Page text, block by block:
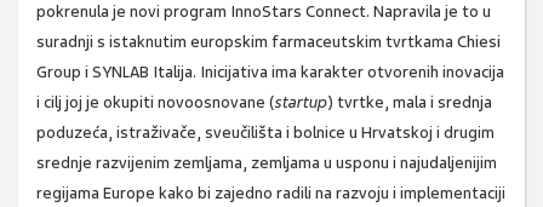
pokrenula je novi program InnoStars Connect. Napravila je to u
suradnji s istaknutim europskim farmaceutskim tvrtkama Chiesi
Group i SYNLAB Italija. Inicijativa ima karakter otvorenih inovacija
i cilj joj je okupiti novoosnovane (startup) tvrtke, mala i srednja
poduzeća, istraživače, sveučilišta i bolnice u Hrvatskoj i drugim
srednje razvijenim zemljama, zemljama u usponu i najudaljenijim
regijama Europe kako bi zajedno radili na razvoju i implementaciji